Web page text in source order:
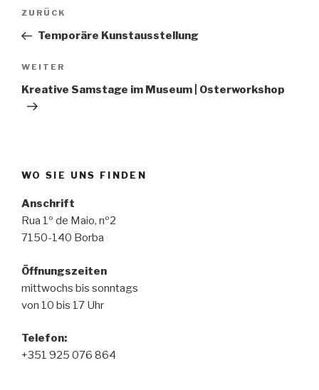
Beitragsnavigation
Vorheriger
Beitrag
ZURÜCK
Temporäre Kunstausstellung
Nächster
Beitrag
WEITER
Kreative Samstage im Museum | Osterworkshop
WO SIE UNS FINDEN
Anschrift
Rua 1º de Maio, nº2
7150-140 Borba
Öffnungszeiten
mittwochs bis sonntags
von 10 bis 17 Uhr
Telefon:
+351 925 076 864